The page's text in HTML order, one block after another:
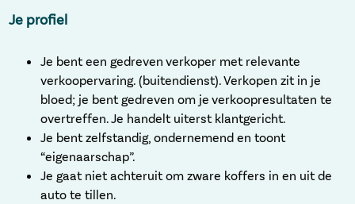
Je profiel
Je bent een gedreven verkoper met relevante
verkoopervaring. (buitendienst). Verkopen zit in je
bloed; je bent gedreven om je verkoopresultaten te
overtreffen. Je handelt uiterst klantgericht.
Je bent zelfstandig, ondernemend en toont
“eigenaarschap”.
Je gaat niet achteruit om zware koffers in en uit de
auto te tillen.